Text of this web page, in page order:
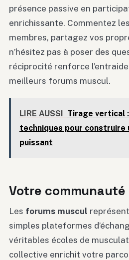
présence passive en
enrichissante. Commentez
membres, partagez vos
n’hésitez pas à poser des
réciprocité renforce
meilleurs forums muscul.
LIRE AUSSI Tirage vertical
techniques pour construire
puissant
Votre
Les forums muscul
simples plateformes
véritables écoles de
collective enrichit votre